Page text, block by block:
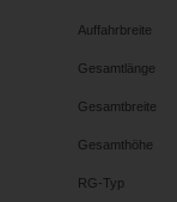
Auffahrbreite
Gesamtlänge
Gesamtbreite
Gesamthöhe
RG-Typ